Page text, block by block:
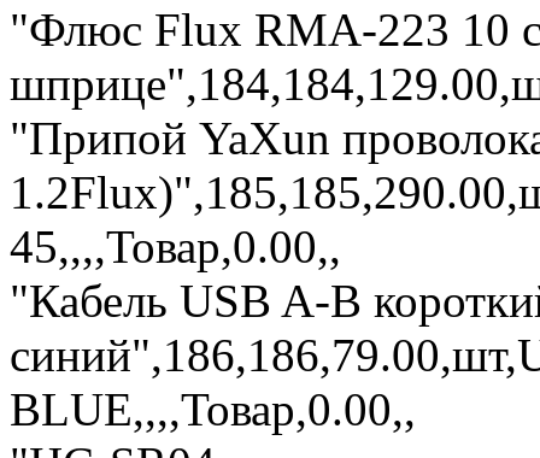
"Флюс Flux RMA-223 10
"Припой YaXun
45,,,,Товар,0.00,,
"Кабель USB A-B
BLUE,,,,Товар,0.00,,